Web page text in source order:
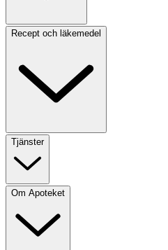
Recept och läkemedel
Tjänster
Om Apoteket